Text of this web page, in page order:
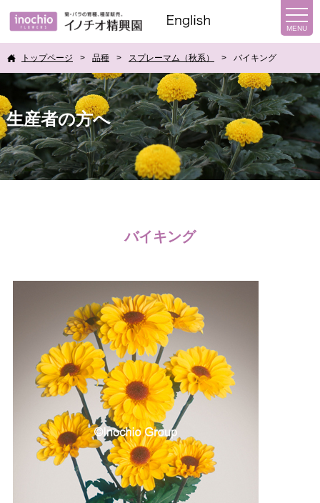
トップページ 品種 スプレーマム（秋系） バイキング
生産者の方へ
バイキング